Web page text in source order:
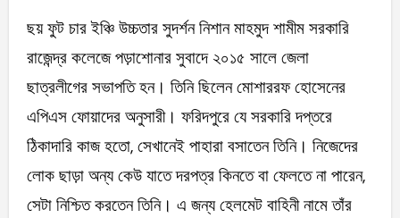
ছয় ফুট চার ইঞ্চি উচ্চতার সুদর্শন নিশান মাহমুদ শামীম সরকারি
রাজেন্দ্র কলেজে পড়াশোনার সুবাদে ২০১৫ সালে জেলা
ছাত্রলীগের সভাপতি হন। তিনি ছিলেন মোশাররফ হোসেনের
এপিএস ফোয়াদের অনুসারী। ফরিদপুরে যে সরকারি দপ্তরে
ঠিকাদারি কাজ হতো, সেখানেই পাহারা বসাতেন তিনি। নিজেদের
লোক ছাড়া অন্য কেউ যাতে দরপত্র কিনতে বা ফেলতে না পারেন,
সেটা নিশ্চিত করতেন তিনি। এ জন্য হেলমেট বাহিনী নামে তাঁর